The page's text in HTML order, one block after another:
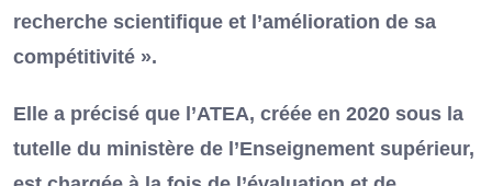
recherche scientifique et l’amélioration de sa
compétitivité ».
Elle a précisé que l’ATEA, créée en 2020 sous la
tutelle du ministère de l’Enseignement supérieur,